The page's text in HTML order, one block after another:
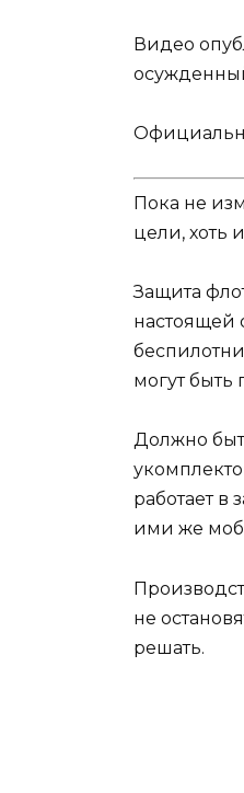
Видео
Пока не
цели, хоть
Защита
настоящей
могут быть
Должно
работает
ими же
не
решать.